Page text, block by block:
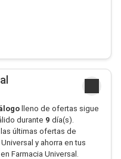
lleno de ofertas sigue
durante 9 día(s).
últimas ofertas de
y ahorra en tus
Farmacia Universal.